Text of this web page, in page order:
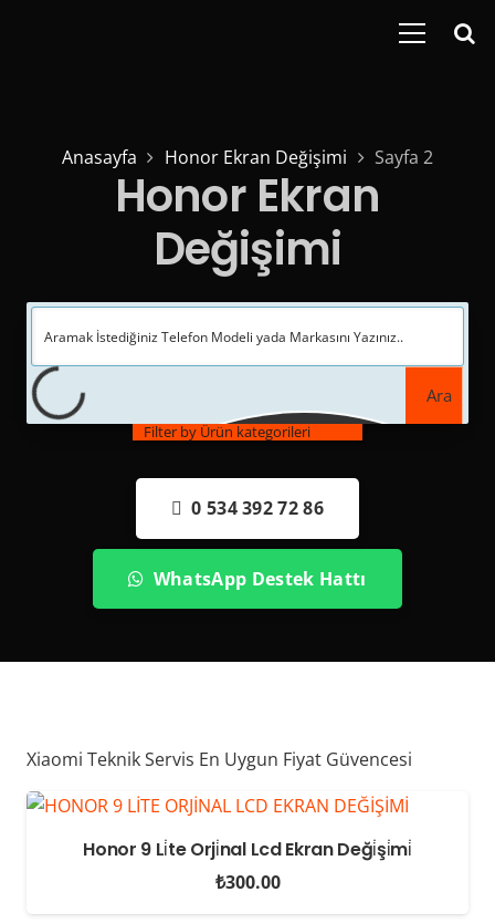
Anasayfa Honor Ekran Değişimi Sayfa 2
Honor Ekran
Değişimi
Ara
Filter by Ürün kategorileri
0 534 392 72 86
WhatsApp Destek Hattı
Xiaomi Teknik Servis En Uygun Fiyat Güvencesi
Honor 9 Li̇te Orji̇nal Lcd Ekran Deği̇şi̇mi̇
₺300.00